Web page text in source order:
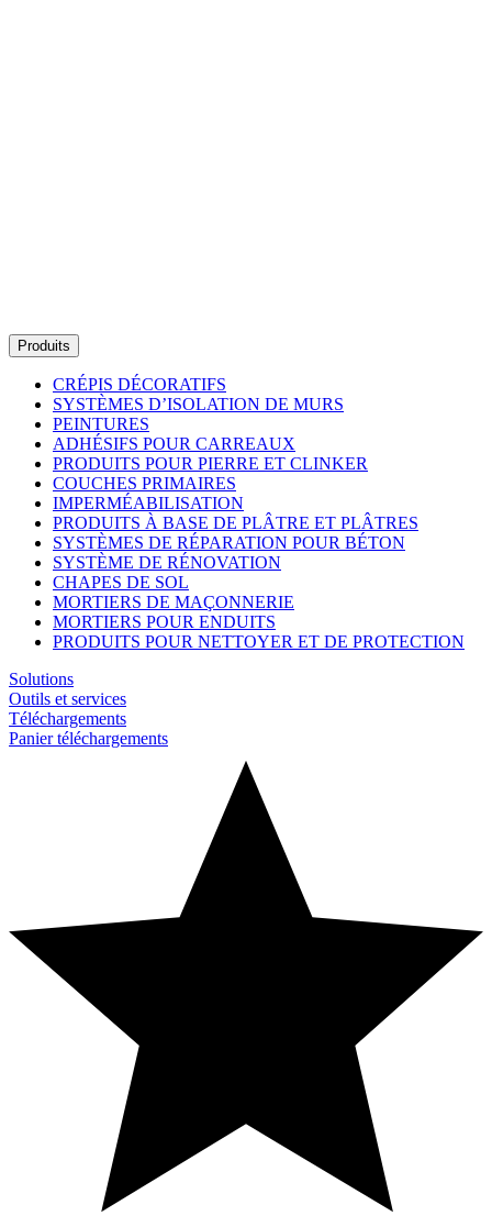
Produits
CRÉPIS DÉCORATIFS
SYSTÈMES D’ISOLATION DE MURS
PEINTURES
ADHÉSIFS POUR CARREAUX
PRODUITS POUR PIERRE ET CLINKER
COUCHES PRIMAIRES
IMPERMÉABILISATION
PRODUITS À BASE DE PLÂTRE ET PLÂTRES
SYSTÈMES DE RÉPARATION POUR BÉTON
SYSTÈME DE RÉNOVATION
CHAPES DE SOL
MORTIERS DE MAÇONNERIE
MORTIERS POUR ENDUITS
PRODUITS POUR NETTOYER ET DE PROTECTION
Solutions
Outils et services
Téléchargements
Panier téléchargements